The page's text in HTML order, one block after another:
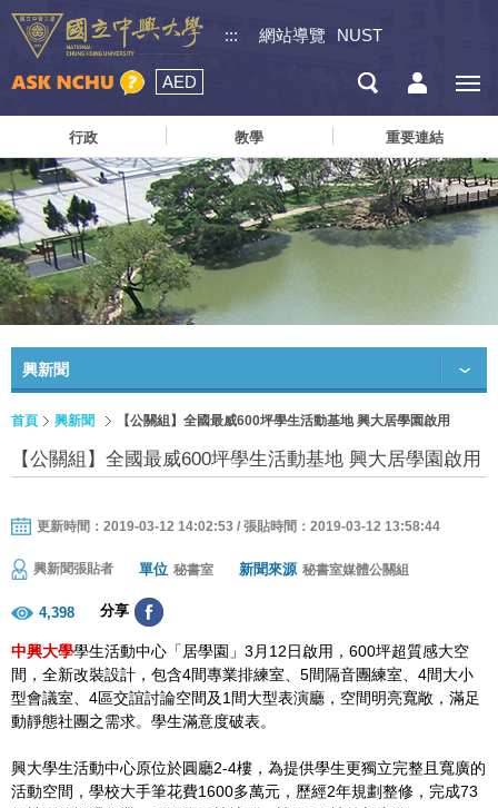
::: 網站導覽 NUST
AED
行政 教學 重要連結
興新聞
首頁 興新聞 【公關組】全國最威600坪學生活動基地 興大居學園啟用
【公關組】全國最威600坪學生活動基地 興大居學園啟用
更新時間：2019-03-12 14:02:53 / 張貼時間：2019-03-12 13:58:44
興新聞張貼者 單位 秘書室 新聞來源 秘書室媒體公關組
4,398 分享
中興大學學生活動中心「居學園」3月12日啟用，600坪超質感大空
間，全新改裝設計，包含4間專業排練室、5間隔音團練室、4間大小
型會議室、4區交誼討論空間及1間大型表演廳，空間明亮寬敞，滿足
動靜態社團之需求。學生滿意度破表。
興大學生活動中心原位於圓廳2-4樓，為提供學生更獨立完整且寬廣的
活動空間，學校大手筆花費1600多萬元，歷經2年規劃整修，完成73